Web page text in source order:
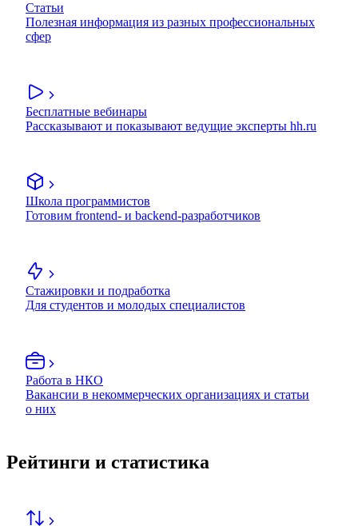
Статьи
Полезная информация из разных профессиональных
сфер
Бесплатные вебинары
Рассказывают и показывают ведущие эксперты hh.ru
Школа программистов
Готовим frontend- и backend-разработчиков
Стажировки и подработка
Для студентов и молодых специалистов
Работа в НКО
Вакансии в некоммерческих организациях и статьи
о них
Рейтинги и статистика